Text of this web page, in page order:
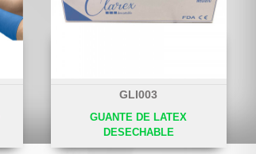
GLI003
GUANTE DE LATEX
DESECHABLE